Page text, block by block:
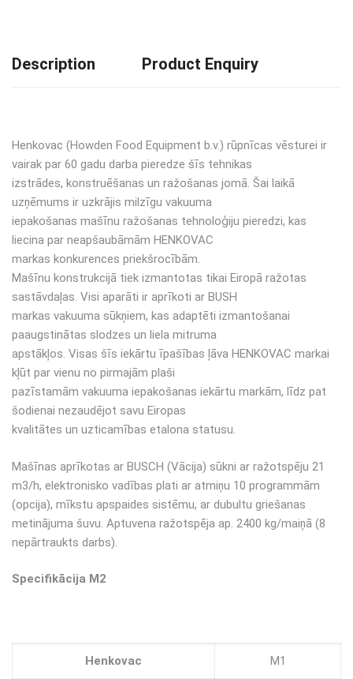
Description Product Enquiry
Henkovac (Howden Food Equipment b.v.) rūpnīcas vēsturei ir
vairak par 60 gadu darba pieredze šīs tehnikas
izstrādes, konstruēšanas un ražošanas jomā. Šai laikā
uzņēmums ir uzkrājis milzīgu vakuuma
iepakošanas mašīnu ražošanas tehnoloģiju pieredzi, kas
liecina par neapšaubāmām HENKOVAC
markas konkurences priekšrocībām.
Mašīnu konstrukcijā tiek izmantotas tikai Eiropā ražotas
sastāvdaļas. Visi aparāti ir aprīkoti ar BUSH
markas vakuuma sūkņiem, kas adaptēti izmantošanai
paaugstinātas slodzes un liela mitruma
apstākļos. Visas šīs iekārtu īpašības ļāva HENKOVAC markai
kļūt par vienu no pirmajām plaši
pazīstamām vakuuma iepakošanas iekārtu markām, līdz pat
šodienai nezaudējot savu Eiropas
kvalitātes un uzticamības etalona statusu.
Mašīnas aprīkotas ar BUSCH (Vācija) sūkni ar ražotspēju 21
m3/h, elektronisko vadības plati ar atmiņu 10 programmām
(opcija), mīkstu apspaides sistēmu, ar dubultu griešanas
metinājuma šuvu. Aptuvena ražotspēja ap. 2400 kg/maiņā (8
nepārtraukts darbs).
Specifikācija M2
Henkovac M1